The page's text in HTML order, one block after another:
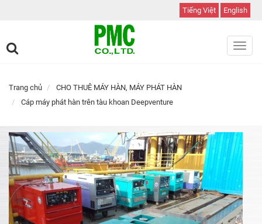
Tiếng Việt English
Trang chủ
CHO THUÊ MÁY HÀN, MÁY PHÁT HÀN
Cáp máy phát hàn trên tàu khoan Deepventure